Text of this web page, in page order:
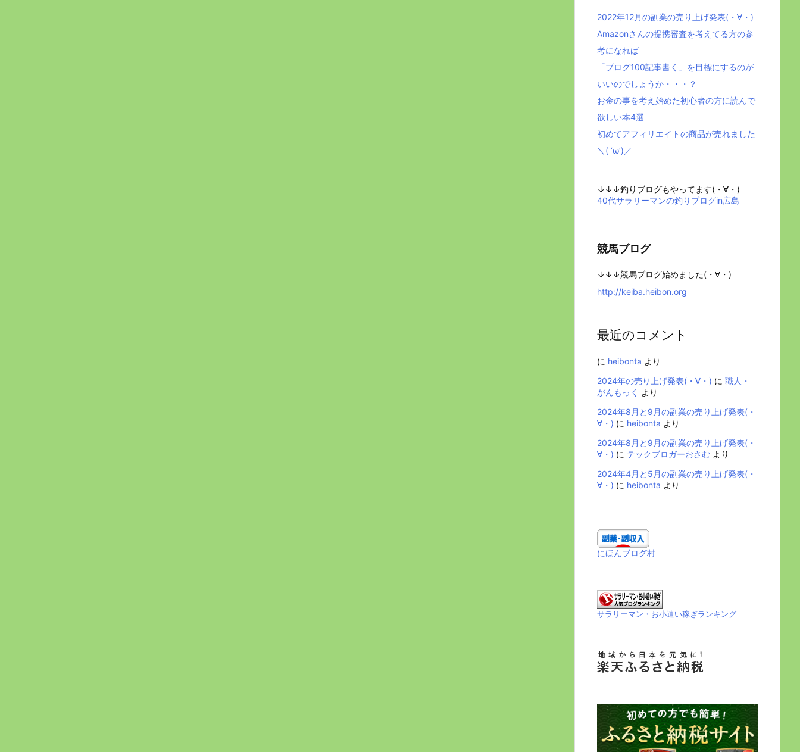
2022年12月の副業の売り上げ発表(・∀・)
Amazonさんの提携審査を考えてる方の参
考になれば
「ブログ100記事書く」を目標にするのが
いいのでしょうか・・・？
お金の事を考え始めた初心者の方に読んで
欲しい本4選
初めてアフィリエイトの商品が売れました
＼( ‘ω’)／
↓↓↓釣りブログもやってます(・∀・)
40代サラリーマンの釣りブログin広島
競馬ブログ
↓↓↓競馬ブログ始めました(・∀・)
http://keiba.heibon.org
最近のコメント
に heibonta より
2024年の売り上げ発表(・∀・) に 職人・
がんもっく
より
2024年8月と9月の副業の売り上げ発表(・
∀・) に heibonta より
2024年8月と9月の副業の売り上げ発表(・
∀・) に テックブロガーおさむ より
2024年4月と5月の副業の売り上げ発表(・
∀・) に heibonta より
にほんブログ村
サラリーマン・お小遣い稼ぎランキング